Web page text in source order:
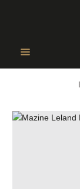
Bildergalerie